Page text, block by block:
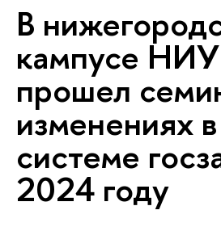
В
кампусе
прошел
изменениях в
системе
2024 году